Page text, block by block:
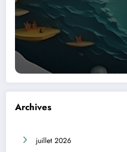
Archives
juillet 2026